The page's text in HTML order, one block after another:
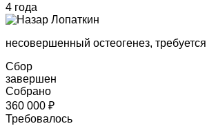
4 года
несовершенный остеогенез,
Сбор
завершен
Собрано
360 000 ₽
Требовалось